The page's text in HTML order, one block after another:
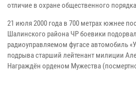
отличие в охране общественного
21 июля 2000 года в 700 метрах южнее
Шалинского района ЧР боевики
радиоуправляемом фугасе автомобиль
подрыва старший лейтенант милиции
Награждён орденом Мужества